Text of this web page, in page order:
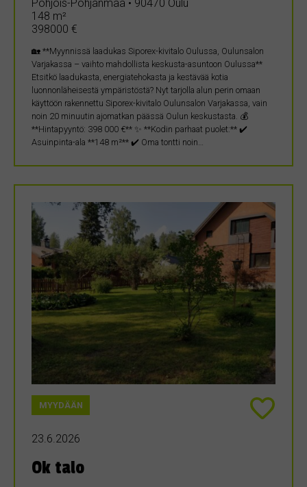
Pohjois-Pohjanmaa • 90470 Oulu
148 m²
398000 €
🏡 **Myynnissä laadukas Siporex-kivitalo Oulussa, Oulunsalon
Varjakassa – vaihto mahdollista keskusta-asuntoon Oulussa**
Etsitkö laadukasta, energiatehokasta ja kestävää kotia
luonnonläheisestä ympäristöstä? Nyt tarjolla alun perin omaan
käyttöön rakennettu Siporex-kivitalo Oulunsalon Varjakassa, vain
noin 20 minuutin ajomatkan päässä Oulun keskustasta. 💰
**Hintapyyntö: 398 000 €** ✨ **Kodin parhaat puolet:** ✔️
Asuinpinta-ala **148 m²** ✔️ Oma tontti noin…
MYYDÄÄN
23.6.2026
Ok talo